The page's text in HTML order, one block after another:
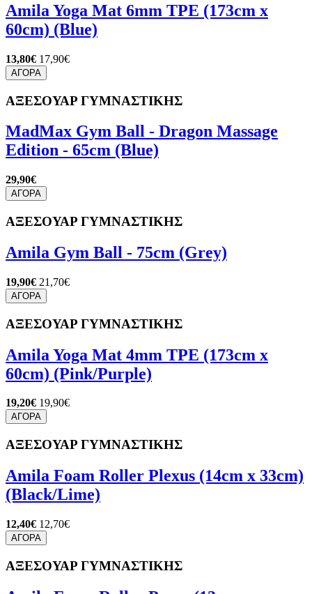
Amila Yoga Mat 6mm TPE (173cm x
60cm) (Blue)
13,80€ 17,90€
ΑΓΟΡΑ
ΑΞΕΣΟΥΑΡ ΓΥΜΝΑΣΤΙΚΗΣ
MadMax Gym Ball - Dragon Massage
Edition - 65cm (Blue)
29,90€
ΑΓΟΡΑ
ΑΞΕΣΟΥΑΡ ΓΥΜΝΑΣΤΙΚΗΣ
Amila Gym Ball - 75cm (Grey)
19,90€ 21,70€
ΑΓΟΡΑ
ΑΞΕΣΟΥΑΡ ΓΥΜΝΑΣΤΙΚΗΣ
Amila Yoga Mat 4mm TPE (173cm x
60cm) (Pink/Purple)
19,20€ 19,90€
ΑΓΟΡΑ
ΑΞΕΣΟΥΑΡ ΓΥΜΝΑΣΤΙΚΗΣ
Amila Foam Roller Plexus (14cm x 33cm)
(Black/Lime)
12,40€ 12,70€
ΑΓΟΡΑ
ΑΞΕΣΟΥΑΡ ΓΥΜΝΑΣΤΙΚΗΣ